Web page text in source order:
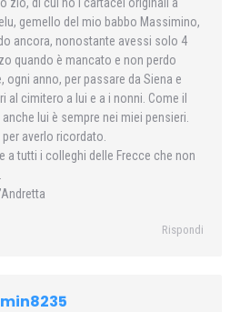
gemello del mio babbo Massimino,
ancora, nonostante avessi solo 4
quando è mancato e non perdo
ogni anno, per passare da Siena e
al cimitero a lui e a i nonni. Come il
lui è sempre nei miei pensieri.
averlo ricordato.
a tutti i colleghi delle Frecce che non
Rispondi